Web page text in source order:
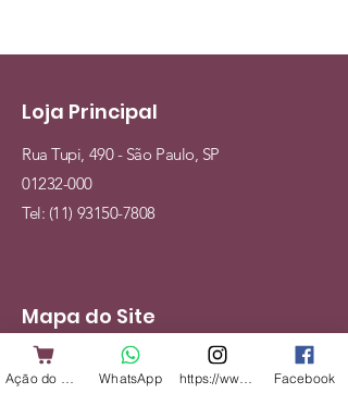
Loja Principal
Rua Tupi, 490 - São Paulo, SP
01232-000
Tel: (11) 93150-7808
Mapa do Site
Cães
Gatos
WhatsApp Facebook